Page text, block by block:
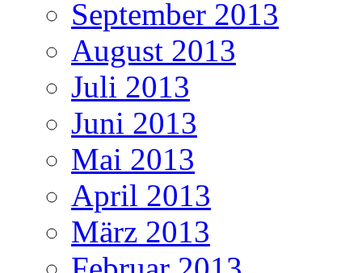
September 2013
August 2013
Juli 2013
Juni 2013
Mai 2013
April 2013
März 2013